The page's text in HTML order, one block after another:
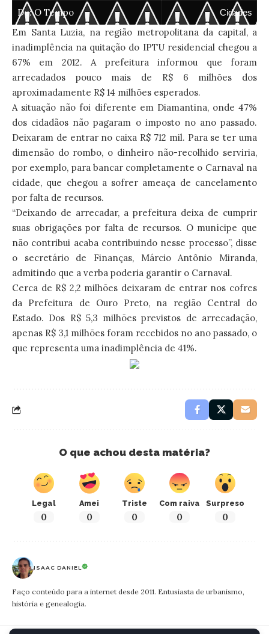
De:O Tempo Cidades
Em Santa Luzia, na região metropolitana da capital, a
inadimplência na quitação do IPTU residencial chegou a
67% em 2012. A prefeitura informou que foram
arrecadados pouco mais de R$ 6 milhões dos
aproximadamente R$ 14 milhões esperados.
A situação não foi diferente em Diamantina, onde 47%
dos cidadãos não pagaram o imposto no ano passado.
Deixaram de entrar no caixa R$ 712 mil. Para se ter uma
dimensão do rombo, o dinheiro não-recolhido serviria,
por exemplo, para bancar completamente o Carnaval na
cidade, que chegou a sofrer ameaça de cancelamento
por falta de recursos.
“Deixando de arrecadar, a prefeitura deixa de cumprir
suas obrigações por falta de recursos. O munícipe que
não contribui acaba contribuindo nesse processo”, disse
o secretário de Finanças, Márcio Antônio Miranda,
admitindo que a verba poderia garantir o Carnaval.
Cerca de R$ 2,2 milhões deixaram de entrar nos cofres
da Prefeitura de Ouro Preto, na região Central do
Estado. Dos R$ 5,3 milhões previstos de arrecadação,
apenas R$ 3,1 milhões foram recebidos no ano passado, o
que representa uma inadimplência de 41%.
O que achou desta matéria?
Legal
0
Amei
0
Triste
0
Com raiva
0
Surpreso
0
ISAAC DANIEL
Faço conteúdo para a internet desde 2011. Entusiasta de urbanismo,
história e genealogia.